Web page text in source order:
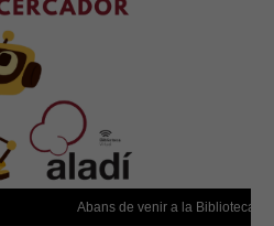
Abans de venir a la Biblioteca,
Aquestes
necessàries
per al bon
funcionament
web.